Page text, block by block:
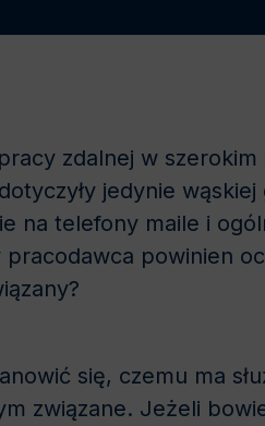
zdalnej w
jedynie
na telefony maile i
powinien
się, czemu ma
związane. Jeżeli